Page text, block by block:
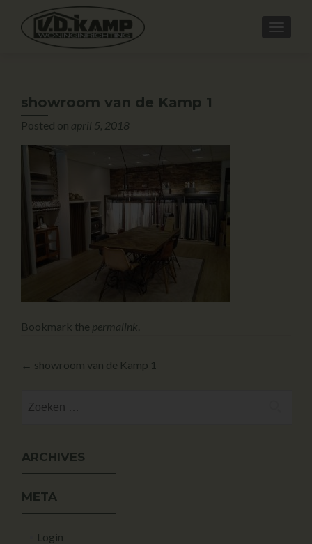
showroom van de Kamp 1
Posted on april 5, 2018
Bookmark the permalink.
← showroom van de Kamp 1
ARCHIVES
META
Login